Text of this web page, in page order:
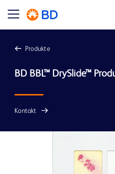
Produkte
Kontakt